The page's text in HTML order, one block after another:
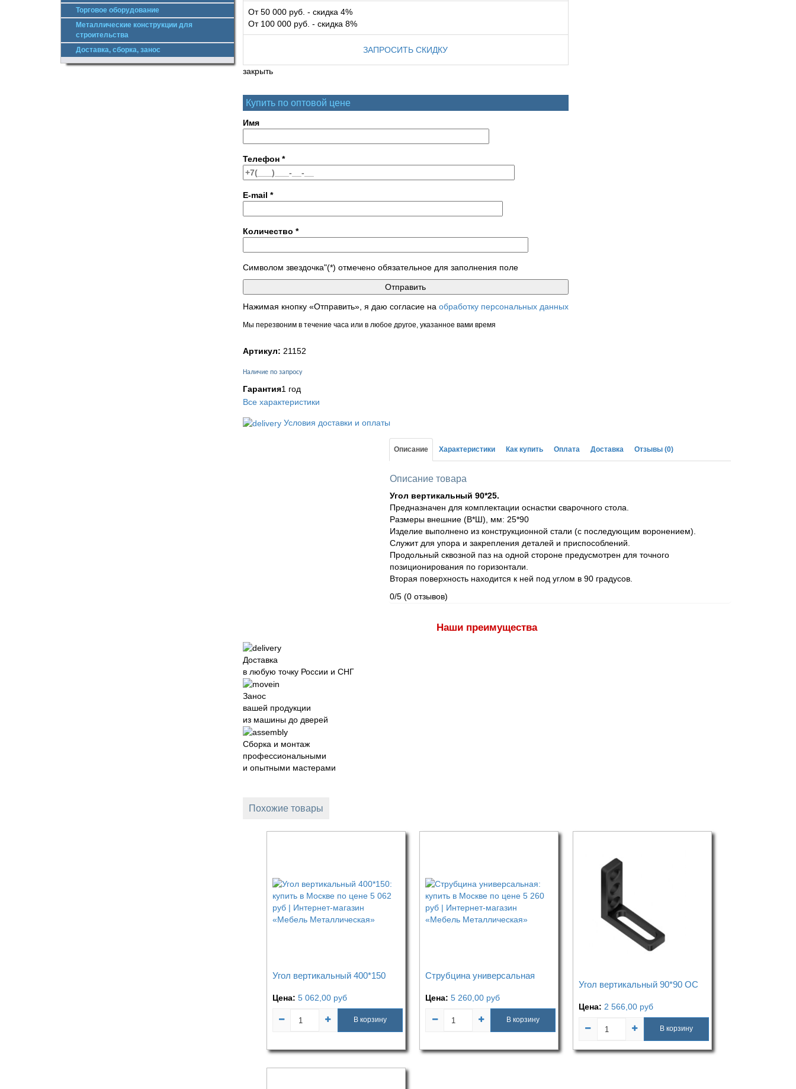
Торговое оборудование
Металлические конструкции для
строительства
Доставка, сборка, занос
От 50 000 руб. - скидка 4%
От 100 000 руб. - скидка 8%
ЗАПРОСИТЬ СКИДКУ
закрыть
Купить по оптовой цене
Имя
Телефон *
E-mail *
Количество *
Символом звездочка"(*) отмечено обязательное для заполнения поле
Нажимая кнопку «Отправить», я даю согласие на обработку персональных данных
Мы перезвоним в течение часа или в любое другое, указанное вами время
Артикул: 21152
Наличие по запросу
Гарантия1 год
Все характеристики
Условия доставки и оплаты
Описание Характеристики Как купить Оплата Доставка Отзывы(0)
Описание товара
Угол вертикальный 90*25.
Предназначен для комплектации оснастки сварочного стола.
Размеры внешние (В*Ш), мм: 25*90
Изделие выполнено из конструкционной стали (с последующим воронением).
Служит для упора и закрепления деталей и приспособлений.
Продольный сквозной паз на одной стороне предусмотрен для точного
позиционирования по горизонтали.
Вторая поверхность находится к ней под углом в 90 градусов.
0/5 (0 отзывов)
Наши преимущества
Доставка
в любую точку России и СНГ
Занос
вашей продукции
из машины до дверей
Сборка и монтаж
профессиональными
и опытными мастерами
Похожие товары
Угол вертикальный 400*150
Цена: 5 062,00 руб
В корзину
Струбцина универсальная
Цена:5 260,00 руб
В корзину
Угол вертикальный 90*90 ОС
Цена: 2 566,00 руб
В корзину